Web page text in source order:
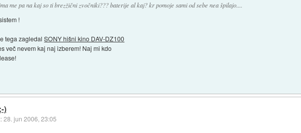
me pa na kaj so ti brezžični zvočniki??? baterije al kaj? kr pomoje sami od sebe nea špilajo....
!
tega zagledalSONY hišni kino DAV-DZ100
več nevem kaj naj izberem! Naj mi kdo
;-)
::28. jun 2006, 23:05